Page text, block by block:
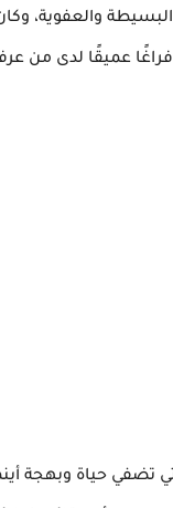
والعفوية، وكان
عميقًا لدى من
تضفي حياة وبهجة